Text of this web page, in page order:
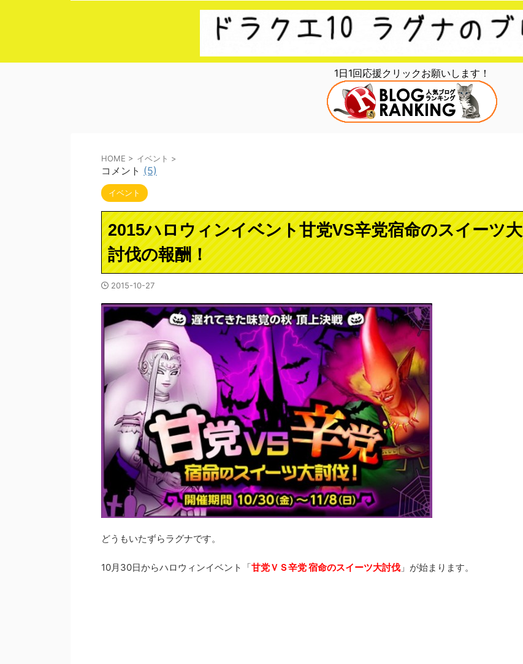
1日1回応援クリックお願いします！
HOME > イベント >
コメント (5)
イベント
2015ハロウィンイベント甘党VS辛党宿命のスイーツ大
討伐の報酬！
2015-10-27
どうもいたずらラグナです。
10月30日からハロウィンイベント「甘党ＶＳ辛党 宿命のスイーツ大討伐 」が始まります。